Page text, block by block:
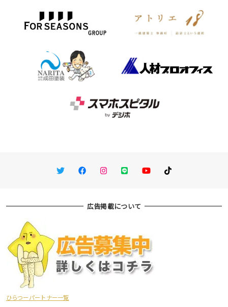
TwitterFacebookInstagram
LINE You TubeTikTok
広告掲載について
ひらつーパートナー一覧